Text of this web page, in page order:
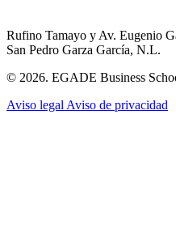
Rufino Tamayo y Av. Eugenio
San Pedro Garza García, N.L.
© 2026. EGADE Business
Aviso legal Aviso de privacidad